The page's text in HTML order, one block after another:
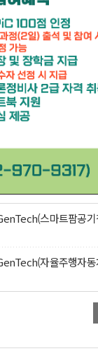
스마트팜공
자율주행자